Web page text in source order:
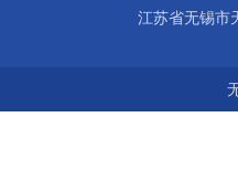
江苏省无锡市